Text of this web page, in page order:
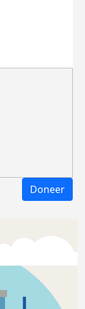
Doneer